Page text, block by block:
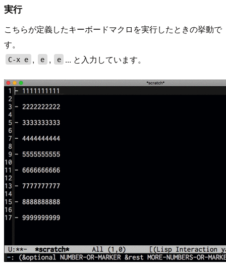
実行
こちらが定義したキーボードマクロを実行したときの挙動で
す。
C-x e , e , e ... と入力しています。